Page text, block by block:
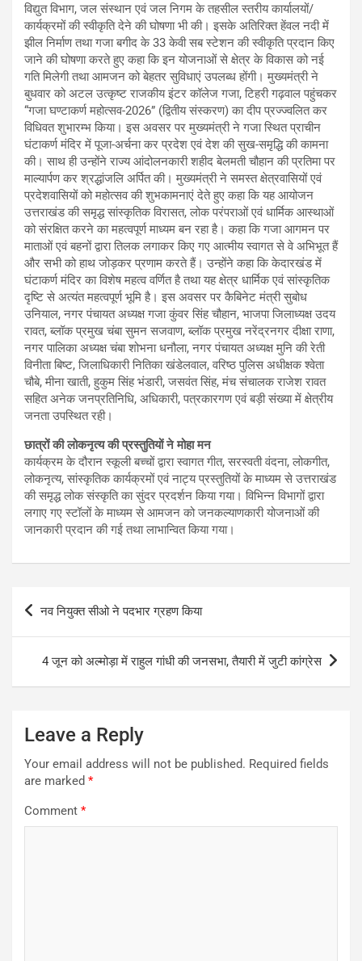
विद्युत विभाग, जल संस्थान एवं जल निगम के तहसील स्तरीय कार्यालयों/
कार्यक्रमों की स्वीकृति देने की घोषणा भी की। इसके अतिरिक्त हेंवल नदी में
झील निर्माण तथा गजा बगीद के 33 केवी सब स्टेशन की स्वीकृति प्रदान किए
जाने की घोषणा करते हुए कहा कि इन योजनाओं से क्षेत्र के विकास को नई
गति मिलेगी तथा आमजन को बेहतर सुविधाएं उपलब्ध होंगी। मुख्यमंत्री ने
बुधवार को अटल उत्कृष्ट राजकीय इंटर कॉलेज गजा, टिहरी गढ़वाल पहुंचकर
“गजा घण्टाकर्ण महोत्सव-2026” (द्वितीय संस्करण) का दीप प्रज्ज्वलित कर
विधिवत शुभारम्भ किया। इस अवसर पर मुख्यमंत्री ने गजा स्थित प्राचीन
घंटाकर्ण मंदिर में पूजा-अर्चना कर प्रदेश एवं देश की सुख-समृद्धि की कामना
की। साथ ही उन्होंने राज्य आंदोलनकारी शहीद बेलमती चौहान की प्रतिमा पर
माल्यार्पण कर श्रद्धांजलि अर्पित की। मुख्यमंत्री ने समस्त क्षेत्रवासियों एवं
प्रदेशवासियों को महोत्सव की शुभकामनाएं देते हुए कहा कि यह आयोजन
उत्तराखंड की समृद्ध सांस्कृतिक विरासत, लोक परंपराओं एवं धार्मिक आस्थाओं
को संरक्षित करने का महत्वपूर्ण माध्यम बन रहा है। कहा कि गजा आगमन पर
माताओं एवं बहनों द्वारा तिलक लगाकर किए गए आत्मीय स्वागत से वे अभिभूत हैं
और सभी को हाथ जोड़कर प्रणाम करते हैं। उन्होंने कहा कि केदारखंड में
घंटाकर्ण मंदिर का विशेष महत्व वर्णित है तथा यह क्षेत्र धार्मिक एवं सांस्कृतिक
दृष्टि से अत्यंत महत्वपूर्ण भूमि है। इस अवसर पर कैबिनेट मंत्री सुबोध
उनियाल, नगर पंचायत अध्यक्ष गजा कुंवर सिंह चौहान, भाजपा जिलाध्यक्ष उदय
रावत, ब्लॉक प्रमुख चंबा सुमन सजवाण, ब्लॉक प्रमुख नरेंद्रनगर दीक्षा राणा,
नगर पालिका अध्यक्ष चंबा शोभना धनौला, नगर पंचायत अध्यक्ष मुनि की रेती
विनीता बिष्ट, जिलाधिकारी नितिका खंडेलवाल, वरिष्ठ पुलिस अधीक्षक श्वेता
चौबे, मीना खाती, हुकुम सिंह भंडारी, जसवंत सिंह, मंच संचालक राजेश रावत
सहित अनेक जनप्रतिनिधि, अधिकारी, पत्रकारगण एवं बड़ी संख्या में क्षेत्रीय
जनता उपस्थित रही।
छात्रों की लोकनृत्य की प्रस्तुतियों ने मोहा मन
कार्यक्रम के दौरान स्कूली बच्चों द्वारा स्वागत गीत, सरस्वती वंदना, लोकगीत,
लोकनृत्य, सांस्कृतिक कार्यक्रमों एवं नाट्य प्रस्तुतियों के माध्यम से उत्तराखंड
की समृद्ध लोक संस्कृति का सुंदर प्रदर्शन किया गया। विभिन्न विभागों द्वारा
लगाए गए स्टॉलों के माध्यम से आमजन को जनकल्याणकारी योजनाओं की
जानकारी प्रदान की गई तथा लाभान्वित किया गया।
Post
navigation
नव नियुक्त सीओ ने पदभार ग्रहण किया
4 जून को अल्मोड़ा में राहुल गांधी की जनसभा, तैयारी में जुटी कांग्रेस
Leave a Reply
Your email address will not be published. Required fields
are marked *
Comment *